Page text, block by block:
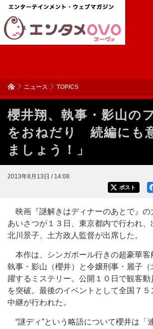
ニュース TOPICS
櫻井翔、執事・影山の
をおねだり 続編にも
ましょう！」
2013年8月13日 / 14:08
ポスト
映画『謎解きはディナーのあとで』の
あいさつが１３日、東京都内で行われ、
北川景子、土方政人監督が出席した。
本作は、シンガポール行きの超豪華客
執事・影山（櫻井）と令嬢刑事・麗子
躍するミステリー。公開１０日で観客動
を突破。最後のイベントとして全国７
中継が行われた。
“謎ディ”という略語について櫻井は「